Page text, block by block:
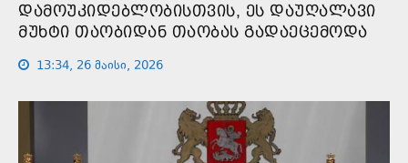
ᲓᲐᲛᲝᲣᲙᲘᲓᲔᲑᲚᲝᲑᲘᲡᲗᲕᲘᲡ, ᲔᲡ ᲓᲐᲣᲦᲐᲚᲐᲕᲘ
ᲛᲣᲮᲢᲘ ᲗᲐᲝᲑᲘᲓᲐᲜ ᲗᲐᲝᲑᲐᲡ ᲒᲐᲓᲐᲔᲪᲔᲛᲝᲓᲐ
13:34, 26 მაისი, 2026